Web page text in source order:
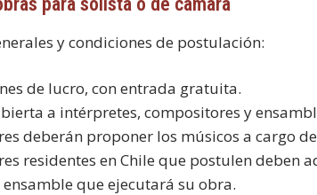
y condiciones de postulación:
de lucro, con entrada gratuita.
a intérpretes, compositores y
deberán proponer los músicos a cargo
residentes en Chile que postulen deben
que ejecutará su obra.